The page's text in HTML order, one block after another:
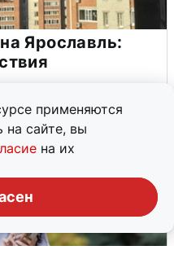
применяются
на сайте, вы
на их
Ярославль: